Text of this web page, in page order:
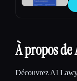
À propos de
Découvrez AI